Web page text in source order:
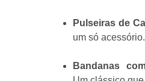
Pulseiras de
um só acessório.
Bandanas